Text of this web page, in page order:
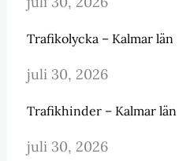
Trafikolycka – Kalmar län
juli 30, 2026
Trafikhinder – Kalmar län
juli 30, 2026